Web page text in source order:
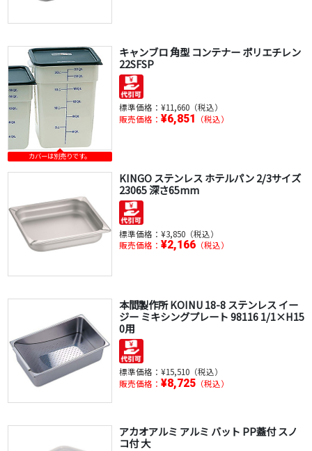
カバーは別売りです。
キャンブロ 角型 コンテナー ポリエチレン
22SFSP
標準価格： ¥11,660（税込）
販売価格： ¥6,851 （税込）
KINGO ステンレス ホテルパン 2/3サイズ
23065 深さ65mm
標準価格： ¥3,850（税込）
販売価格： ¥2,166（税込）
本間製作所 KOINU 18-8 ステンレス イー
ジー ミキシングプレート 98116 1/1×H15
0用
標準価格： ¥15,510（税込）
販売価格： ¥8,725（税込）
アカオアルミ アルミ バット PP蓋付 スノ
コ付 大